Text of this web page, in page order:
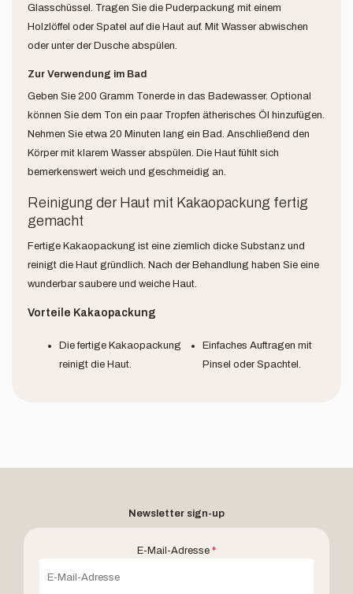
Glasschüssel. Tragen Sie die Puderpackung mit einem
Holzlöffel oder Spatel auf die Haut auf. Mit Wasser abwischen
oder unter der Dusche abspülen.
Zur Verwendung im Bad
Geben Sie 200 Gramm Tonerde in das Badewasser. Optional
können Sie dem Ton ein paar Tropfen ätherisches Öl hinzufügen.
Nehmen Sie etwa 20 Minuten lang ein Bad. Anschließend den
Körper mit klarem Wasser abspülen. Die Haut fühlt sich
bemerkenswert weich und geschmeidig an.
Reinigung der Haut mit Kakaopackung fertig
gemacht
Fertige Kakaopackung ist eine ziemlich dicke Substanz und
reinigt die Haut gründlich. Nach der Behandlung haben Sie eine
wunderbar saubere und weiche Haut.
Vorteile Kakaopackung
Die fertige Kakaopackung
reinigt die Haut.
Einfaches Auftragen mit
Pinsel oder Spachtel.
Newsletter sign-up
E-Mail-Adresse *